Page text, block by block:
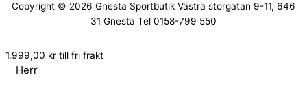
Copyright © 2026 Gnesta Sportbutik Västra storgatan 9-11, 646
31 Gnesta Tel 0158-799 550
1.999,00 kr till fri frakt
Herr